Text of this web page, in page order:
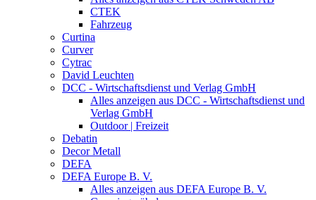
CTEK
Fahrzeug
Curtina
Curver
Cytrac
David Leuchten
DCC - Wirtschaftsdienst und Verlag GmbH
Alles anzeigen aus DCC - Wirtschaftsdienst und
Verlag GmbH
Outdoor | Freizeit
Debatin
Decor Metall
DEFA
DEFA Europe B. V.
Alles anzeigen aus DEFA Europe B. V.